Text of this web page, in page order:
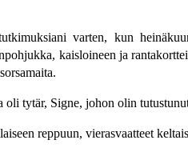
varten, kun
kaisloineen ja
tytär, Signe, johon olin
reppuun, vierasvaatteet